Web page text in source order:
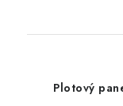
Plotový